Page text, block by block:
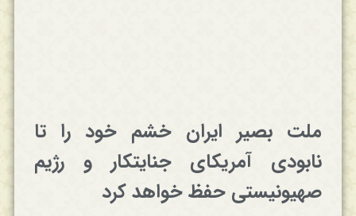
ملت بصیر ایران خشم خود را تا
نابودی آمریکای جنایتکار و رژیم
صهیونیستی حفظ خواهد کرد